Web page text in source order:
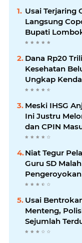
Usai Terjaring
Langsung
Bupati
Dana Rp20
Kesehatan
Ungkap
Meski IHSG
Ini Justru
dan CPIN
Niat Tegur
Guru SD
Usai
Menteng,
Sejumlah
Temukan